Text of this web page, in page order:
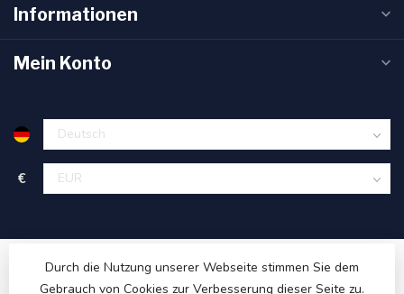
Informationen
Mein Konto
€
Durch die Nutzung unserer Webseite stimmen Sie dem
Gebrauch von Cookies zur Verbesserung dieser Seite zu.